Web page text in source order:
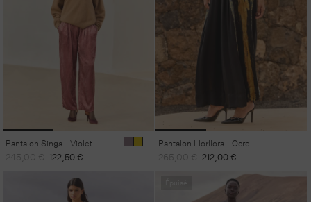
Pantalon Singa - Violet
Prix
245,00 € Prix
122,50 €
Pantalon Llorllora - Ocre
Prix
265,00 € Prix
212,00 €